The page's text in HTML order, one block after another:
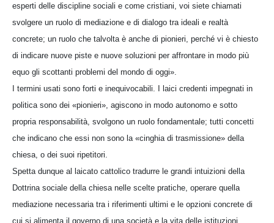
esperti delle discipline sociali e come cristiani, voi siete chiamati
svolgere un ruolo di mediazione e di dialogo tra ideali e realtà
concrete; un ruolo che talvolta è anche di pionieri, perché vi è chiesto
di indicare nuove piste e nuove soluzioni per affrontare in modo più
equo gli scottanti problemi del mondo di oggi».
I termini usati sono forti e inequivocabili. I laici credenti impegnati in
politica sono dei «pionieri», agiscono in modo autonomo e sotto
propria responsabilità, svolgono un ruolo fondamentale; tutti concetti
che indicano che essi non sono la «cinghia di trasmissione» della
chiesa, o dei suoi ripetitori.
Spetta dunque al laicato cattolico tradurre le grandi intuizioni della
Dottrina sociale della chiesa nelle scelte pratiche, operare quella
mediazione necessaria tra i riferimenti ultimi e le opzioni concrete di
cui si alimenta il governo di una società e la vita delle istituzioni.